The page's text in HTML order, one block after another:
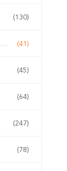
(130)
Wasser-Rettungsausrüstung (41)
(45)
(64)
(247)
(78)